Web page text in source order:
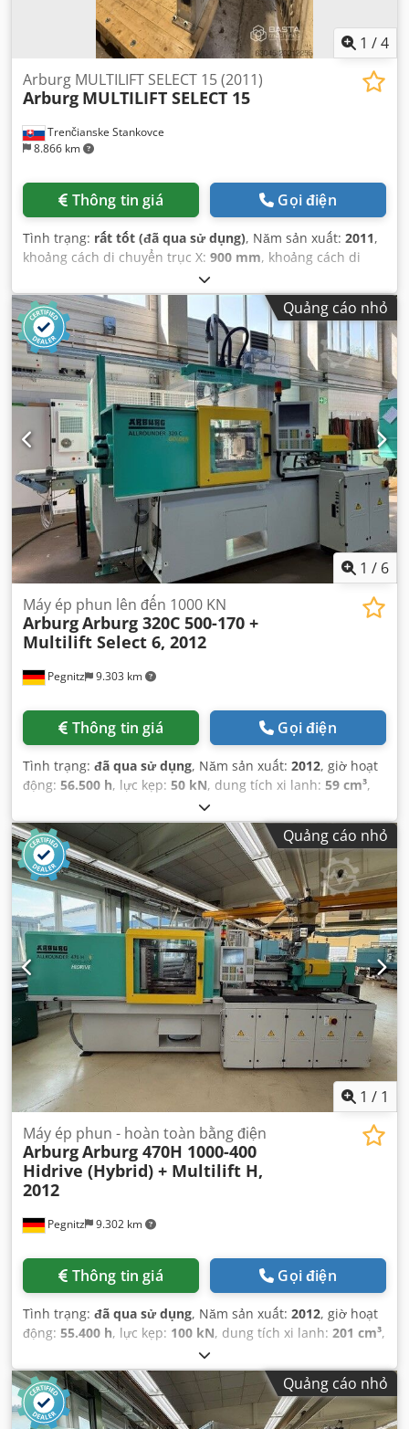
1 /4
Trenčianske Stankovce
8.866 km
Arburg MULTILIFT SELECT 15 (2011)
Arburg MULTILIFT SELECT 15
Thông tin giá Gọi điện
Tình trạng: rất tốt (đã qua sử dụng), Năm sản xuất: 2011,
khoảng cách di chuyển trục X: 900 mm, khoảng cách di
, khoảng cách di chuyển trục Z:
2.800 mm, trọng lượng tổng cộng:450 kg, Thiết bị:tài liệu
/ sổ tay hướng dẫn, Quảng cáo nhỏ
1 / 6
Pegnitz 9.303 km
Máy ép phun lên đến 1000 KN
ArburgArburg 320C 500-170 +
Multilift Select 6, 2012
Thông tin giá Gọi điện
Tình trạng: đã qua sử dụng, Năm sản xuất: 2012, giờ hoạt
động: 56.500 h, lực kẹp: 50 kN, dung tích xi lanh: 59 cm³,
, trọng lượng tổng cộng:
kg, đường kính băng tải trục vít:25 mm,
Quảng cáo nhỏ
1 / 1
Pegnitz 9.302 km
Máy ép phun - hoàn toàn bằng điện
ArburgArburg 470H 1000-400
Hidrive (Hybrid) + Multilift H,
2012
Thông tin giá Gọi điện
Tình trạng: đã qua sử dụng, Năm sản xuất: 2012, giờ hoạt
động: 55.400 h, lực kẹp: 100 kN, dung tích xi lanh: 201 cm³,
, trọng lượng tổng cộng:
kg, đường kính băng tải trục vít:40 mm,
Quảng cáo nhỏ